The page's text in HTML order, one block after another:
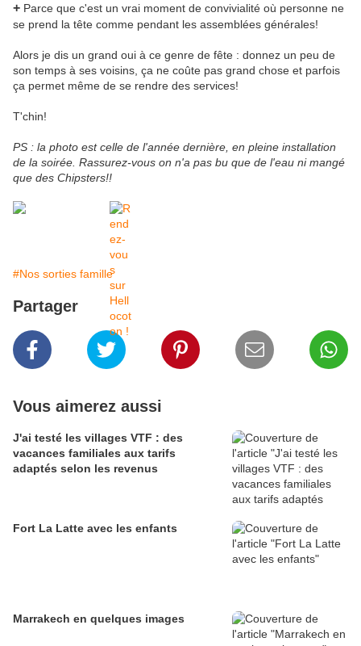
+ Parce que c'est un vrai moment de convivialité où personne ne
se prend la tête comme pendant les assemblées générales!
Alors je dis un grand oui à ce genre de fête : donnez un peu de
son temps à ses voisins, ça ne coûte pas grand chose et parfois
ça permet même de se rendre des services!
T'chin!
PS : la photo est celle de l'année dernière, en pleine installation
de la soirée. Rassurez-vous on n'a pas bu que de l'eau ni mangé
que des Chipsters!!
#Nos sorties famille
Partager
Vous aimerez aussi
J'ai testé les villages VTF : des
vacances familiales aux tarifs
adaptés selon les revenus
Fort La Latte avec les enfants
Marrakech en quelques images